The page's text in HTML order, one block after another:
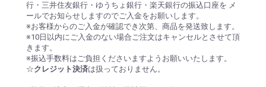
行・三井住友銀行・ゆうちょ銀行・楽天銀行の振込口座を メ
ールでお知らせしますのでご入金をお願いします。
※お客様からのご入金が確認でき次第、商品を発送致します。
※10日以内にご入金のない場合ご注文はキャンセルとさせて頂
きます。
※振込手数料はご負担くださいますようお願いいたします。
☆クレジット決済は扱っておりません。